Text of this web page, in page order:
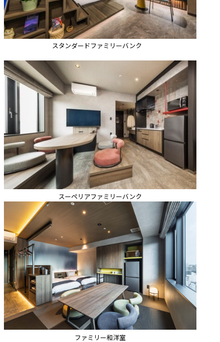
スタンダードファミリーバンク
スーペリアファミリーバンク
ファミリー和洋室